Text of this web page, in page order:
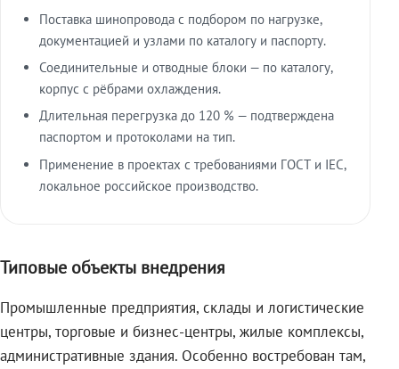
Поставка шинопровода с подбором по нагрузке,
документацией и узлами по каталогу и паспорту.
Соединительные и отводные блоки — по каталогу,
корпус с рёбрами охлаждения.
Длительная перегрузка до 120 % — подтверждена
паспортом и протоколами на тип.
Применение в проектах с требованиями ГОСТ и IEC,
локальное российское производство.
Типовые объекты внедрения
Промышленные предприятия, склады и логистические
центры, торговые и бизнес-центры, жилые комплексы,
административные здания. Особенно востребован там,